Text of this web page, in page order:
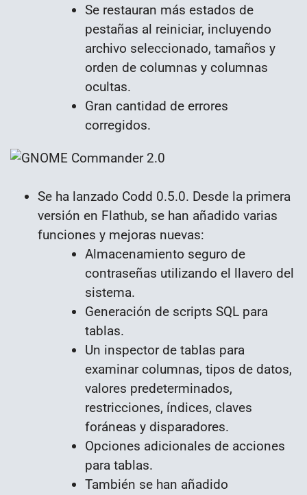
Se restauran más estados de
pestañas al reiniciar, incluyendo
archivo seleccionado, tamaños y
orden de columnas y columnas
ocultas.
Gran cantidad de errores
corregidos.
Se ha lanzado Codd 0.5.0. Desde la primera
versión en Flathub, se han añadido varias
funciones y mejoras nuevas:
Almacenamiento seguro de
contraseñas utilizando el llavero del
sistema.
Generación de scripts SQL para
tablas.
Un inspector de tablas para
examinar columnas, tipos de datos,
valores predeterminados,
restricciones, índices, claves
foráneas y disparadores.
Opciones adicionales de acciones
para tablas.
También se han añadido